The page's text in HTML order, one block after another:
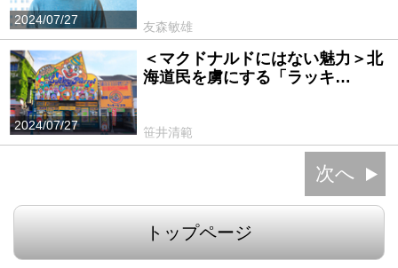
2024/07/27
友森敏雄
2024/07/27
＜マクドナルドにはない魅力＞北
海道民を虜にする「ラッキ…
笹井清範
次へ
トップページ